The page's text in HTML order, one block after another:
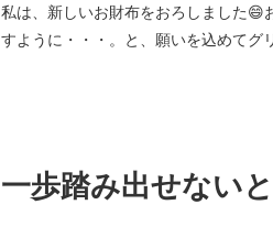
私は、新しいお財布をおろしました😄
すように・・・。と、願いを込めてグ
一歩踏み出せない